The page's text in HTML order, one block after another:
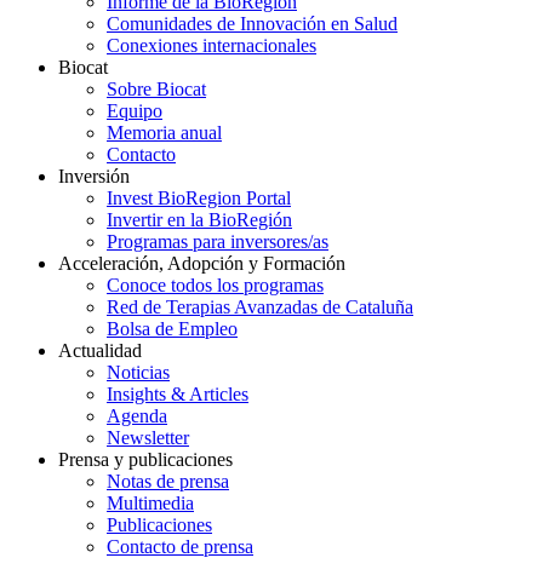
Comunidades de Innovación en Salud
Conexiones internacionales
Biocat
Sobre Biocat
Equipo
Memoria anual
Contacto
Inversión
Invest BioRegion Portal
Invertir en la BioRegión
Programas para inversores/as
Acceleración, Adopción y Formación
Conoce todos los programas
Red de Terapias Avanzadas de Cataluña
Bolsa de Empleo
Actualidad
Noticias
Insights & Articles
Agenda
Newsletter
Prensa y publicaciones
Notas de prensa
Multimedia
Publicaciones
Contacto de prensa